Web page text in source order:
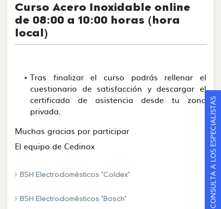
Curso Acero Inoxidable online
de 08:00 a 10:00 horas (hora
local)
Tras finalizar el curso podrás rellenar el
cuestionario de satisfacción y descargar el
certificado de asistencia desde tu zona
privada.
Muchas gracias por participar
El equipo de Cedinox
BSH Electrodomésticos "Coldex"
BSH Electrodomésticos "Bosch" CONSULTA A LOS ESPECIALISTAS